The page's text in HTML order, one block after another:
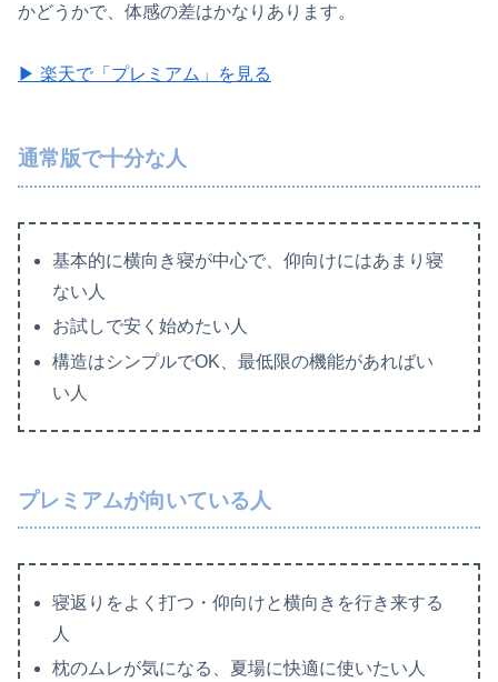
かどうかで、体感の差はかなりあります。
▶ 楽天で「プレミアム」を見る
通常版で十分な人
基本的に横向き寝が中心で、仰向けにはあまり寝
ない人
お試しで安く始めたい人
構造はシンプルでOK、最低限の機能があればい
い人
プレミアムが向いている人
寝返りをよく打つ・仰向けと横向きを行き来する
人
枕のムレが気になる、夏場に快適に使いたい人